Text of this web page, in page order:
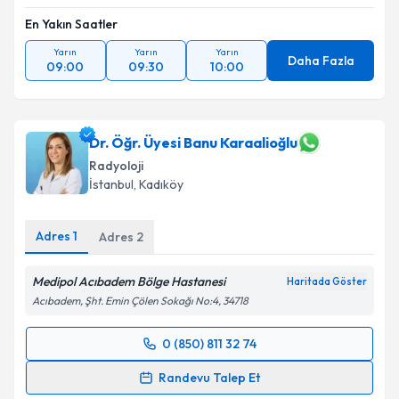
En Yakın Saatler
Yarın
09:00
Yarın
09:30
Yarın
10:00 Daha Fazla
Dr. Öğr. Üyesi Banu Karaalioğlu
Radyoloji
İstanbul, Kadıköy
Adres 1 Adres 2
Medipol Acıbadem Bölge Hastanesi Haritada Göster
Acıbadem, Şht. Emin Çölen Sokağı No:4, 34718
0 (850) 811 32 74
Randevu Talep Et
Randevu Takvimi Talebi